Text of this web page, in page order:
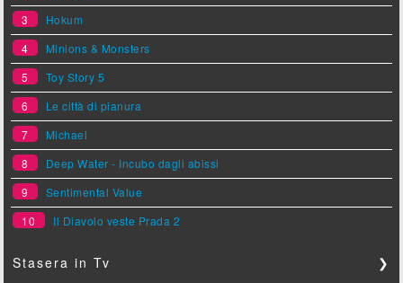
3
Hokum
4
Minions & Monsters
5
Toy Story 5
6
Le città di pianura
7
Michael
8
Deep Water - Incubo dagli abissi
9
Sentimental Value
10
Il Diavolo veste Prada 2
Stasera in Tv ❯